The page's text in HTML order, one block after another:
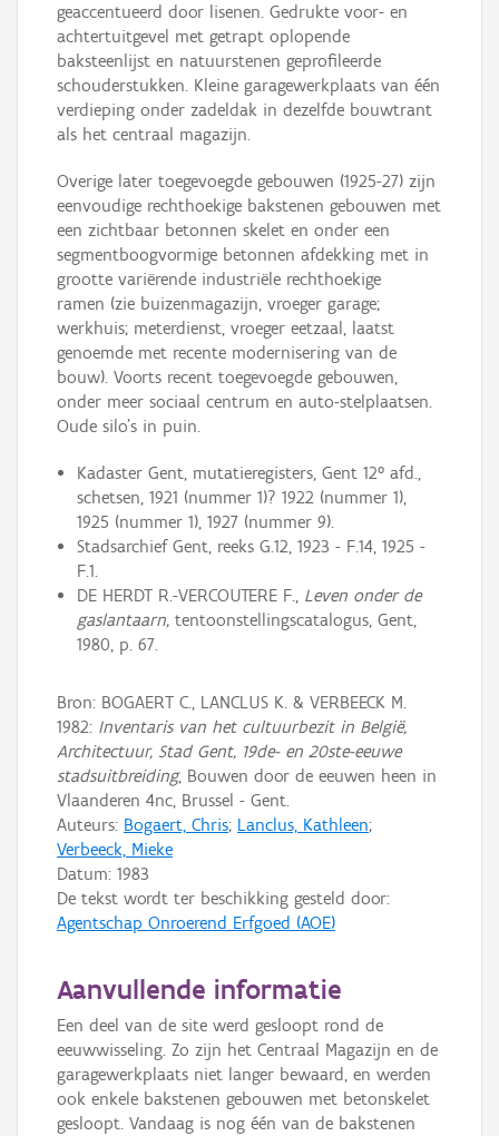
geaccentueerd door lisenen. Gedrukte voor- en
achtertuitgevel met getrapt oplopende
baksteenlijst en natuurstenen geprofileerde
schouderstukken. Kleine garagewerkplaats van één
verdieping onder zadeldak in dezelfde bouwtrant
als het centraal magazijn.
Overige later toegevoegde gebouwen (1925-27) zijn
eenvoudige rechthoekige bakstenen gebouwen met
een zichtbaar betonnen skelet en onder een
segmentboogvormige betonnen afdekking met in
grootte variërende industriële rechthoekige
ramen (zie buizenmagazijn, vroeger garage;
werkhuis; meterdienst, vroeger eetzaal, laatst
genoemde met recente modernisering van de
bouw). Voorts recent toegevoegde gebouwen,
onder meer sociaal centrum en auto-stelplaatsen.
Oude silo's in puin.
Kadaster Gent, mutatieregisters, Gent 12° afd.,
schetsen, 1921 (nummer 1)? 1922 (nummer 1),
1925 (nummer 1), 1927 (nummer 9).
Stadsarchief Gent, reeks G.12, 1923 - F.14, 1925 -
F.1.
DE HERDT R.-VERCOUTERE F., Leven onder de
gaslantaarn, tentoonstellingscatalogus, Gent,
1980, p. 67.
Bron: BOGAERT C., LANCLUS K. & VERBEECK M.
1982: Inventaris van het cultuurbezit in België,
Architectuur, Stad Gent, 19de- en 20ste-eeuwe
stadsuitbreiding, Bouwen door de eeuwen heen in
Vlaanderen 4nc, Brussel - Gent.
Auteurs: Bogaert, Chris; Lanclus, Kathleen;
Verbeeck, Mieke
Datum: 1983
De tekst wordt ter beschikking gesteld door:
Agentschap Onroerend Erfgoed (AOE)
Aanvullende informatie
Een deel van de site werd gesloopt rond de
eeuwwisseling. Zo zijn het Centraal Magazijn en de
garagewerkplaats niet langer bewaard, en werden
ook enkele bakstenen gebouwen met betonskelet
gesloopt. Vandaag is nog één van de bakstenen